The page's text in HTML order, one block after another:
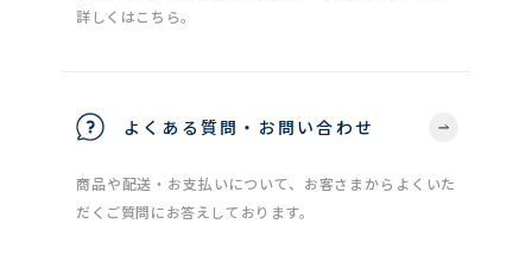
詳しくはこちら。
よくある質問・お問い合わせ
商品や配送・お支払いについて、お客さまからよくいた
だくご質問にお答えしております。